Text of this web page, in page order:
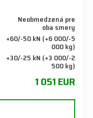
Neobmedzená pre
oba smery
+60/-50 kN (+6 000/-5
000 kg)
+30/-25 kN (+3 000/-2
500 kg)
1 051 EUR